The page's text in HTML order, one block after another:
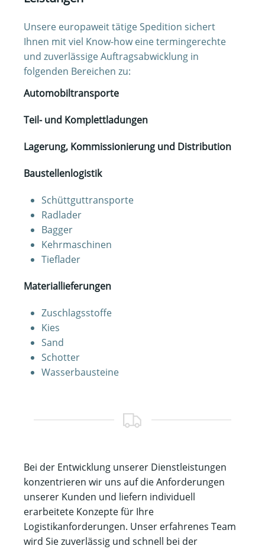
Unsere europaweit tätige Spedition sichert
Ihnen mit viel Know-how eine termingerechte
und zuverlässige Auftragsabwicklung in
folgenden Bereichen zu:
Automobiltransporte
Teil- und Komplettladungen
Lagerung, Kommissionierung und Distribution
Baustellenlogistik
Schüttguttransporte
Radlader
Bagger
Kehrmaschinen
Tieflader
Materiallieferungen
Zuschlagsstoffe
Kies
Sand
Schotter
Wasserbausteine
Bei der Entwicklung unserer Dienstleistungen
konzentrieren wir uns auf die Anforderungen
unserer Kunden und liefern individuell
erarbeitete Konzepte für Ihre
Logistikanforderungen. Unser erfahrenes Team
wird Sie zuverlässig und schnell bei der